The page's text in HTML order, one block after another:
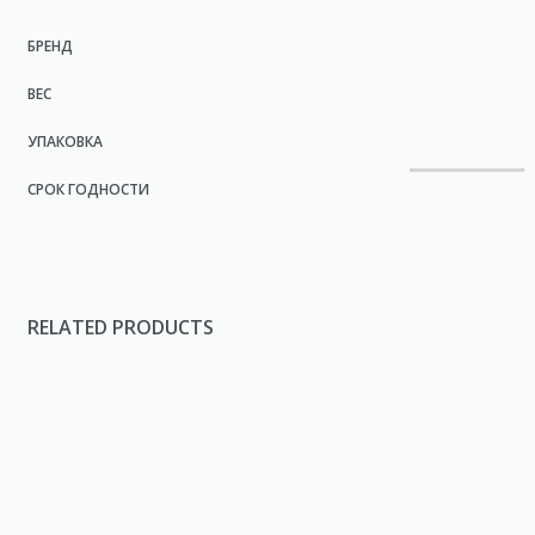
БРЕНД
ВЕС
УПАКОВКА
СРОК ГОДНОСТИ
RELATED PRODUCTS